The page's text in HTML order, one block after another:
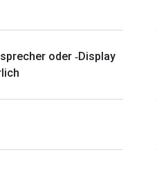
oder ‑Display